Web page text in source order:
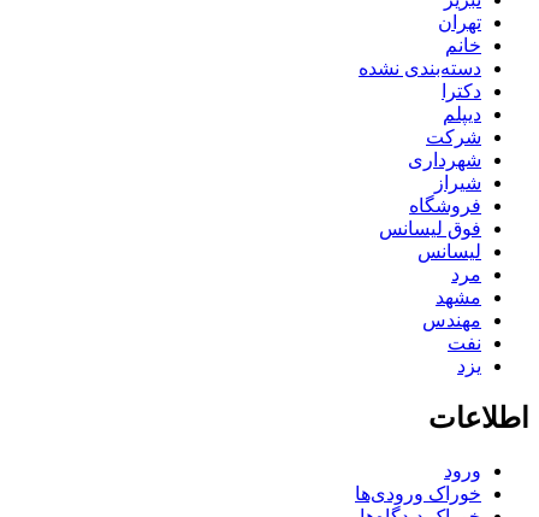
تهران
خانم
دسته‌بندی نشده
دکترا
دیپلم
شرکت
شهرداری
شیراز
فروشگاه
فوق لیسانس
لیسانس
مرد
مشهد
مهندس
نفت
یزد
اطلاعات
ورود
خوراک ورودی‌ها